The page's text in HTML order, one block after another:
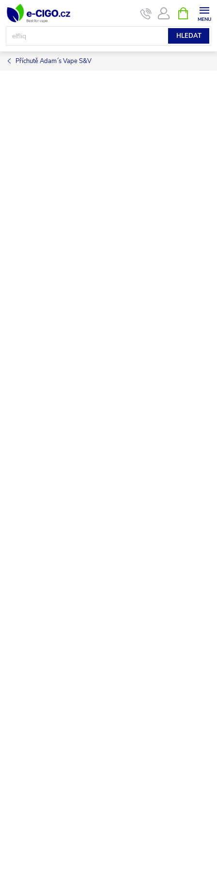
Přejít
obsah
HLEDAT
NÁKUPNÍ
KOŠÍK
Příchutě Adam´s Vape S&V